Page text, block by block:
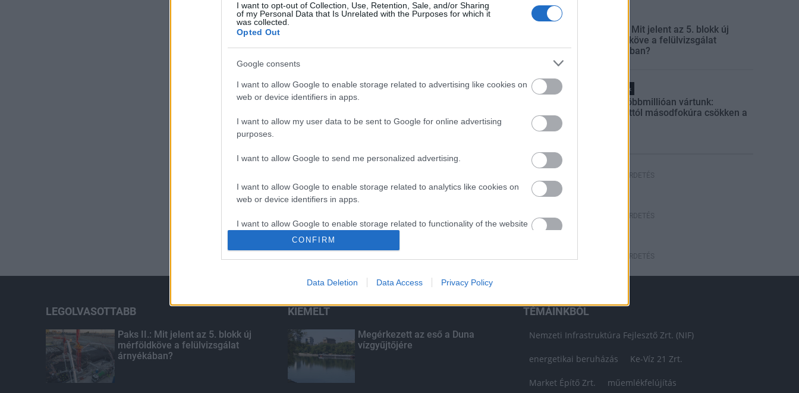
I want to opt-out of Collection, Use, Retention, Sale, and/or Sharing
of my Personal Data that Is Unrelated with the Purposes for which it
was collected.
Opted Out
Google consents
I want to allow Google to enable storage related to advertising like cookies on
web or device identifiers in apps.
I want to allow my user data to be sent to Google for online advertising
purposes.
I want to allow Google to send me personalized advertising.
I want to allow Google to enable storage related to analytics like cookies on
web or device identifiers in apps.
I want to allow Google to enable storage related to functionality of the website
I want to allow Google to enable storage related to personalization.
I want to allow Google to enable storage related to security, including
CONFIRM
Data Deletion Data Access Privacy Policy
Paks II.: Mit jelent az 5. blokk új
mérföldköve a felülvizsgálat
árnyékában?
Helyi hírek
Amire többmillióan vártunk:
szombattól másodfokúra csökken a
HIRDETÉS
HIRDETÉS
HIRDETÉS
LEGOLVASOTTABB
Paks II.: Mit jelent az 5. blokk új
mérföldköve a felülvizsgálat
árnyékában?
KIEMELT
Megérkezett az eső a Duna
vízgyűjtőjére
TÉMÁINKBÓL
Nemzeti Infrastruktúra Fejlesztő Zrt. (NIF)
energetikai beruházás Ke-Víz 21 Zrt.
Market Építő Zrt. műemlékfelújítás